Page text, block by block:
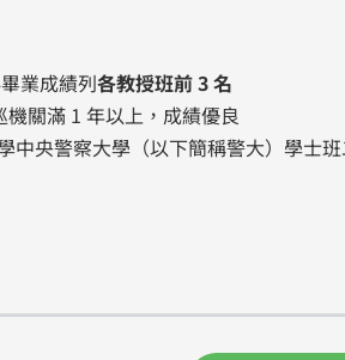
業成績列各教授班前 3 名
關滿 1 年以上，成績優良
中央警察大學（以下簡稱警大）學士